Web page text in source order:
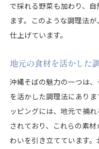
そばの食べ歩
各地のそばを
観光スポット
新鮮な海産物が引
地元漁師が届
風味豊かな海
北部の海を感
で採れる野菜も加わり、
ます。このような調理法
仕上げています。
地元の食材を活かした
沖縄そばの魅力の一つは
を活かした調理法にあり
ッピングには、地元で捕
されており、これらの素
わいを引き立てています